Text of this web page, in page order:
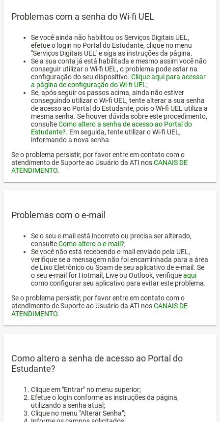
Problemas com a senha do Wi-fi UEL
Se você ainda não habilitou os Serviços Digitais UEL,
efetue o login no Portal do Estudante, clique no menu
"Serviços Digitais UEL" e siga as instruções da página.
Se a sua conta já está habilitada e mesmo assim você não
conseguir utilizar o Wi-fi UEL, o problema pode estar na
configuração do seu dispositivo. Clique aqui para acessar
a página de configuração do Wi-fi UEL ;
Se, após seguir os passos acima, ainda não estiver
conseguindo utilizar o Wi-fi UEL, tente alterar a sua senha
de acesso ao Portal do Estudante, pois o Wi-fi UEL utiliza a
mesma senha. Se houver dúvida sobre este procedimento,
consulteComo altero a senha de acesso ao Portal do
Estudante?. Em seguida, tente utilizar o Wi-fi UEL,
informando a nova senha.
Se o problema persistir, por favor entre em contato com o
atendimento de Suporte ao Usuário da ATI nosCANAIS DE
ATENDIMENTO.
Problemas com o e-mail
Se o seu e-mail está incorreto ou precisa ser alterado,
consulteComo altero o e-mail?;
Se você não está recebendo e-mail enviado pela UEL,
verifique se a mensagem não foi encaminhada para a área
de Lixo Eletrônico ou Spam de seu aplicativo de e-mail. Se
o seu e-mail for Hotmail, Live ou Outlook, verifiqueaqui
como configurar seu aplicativo para evitar este problema.
Se o problema persistir, por favor entre em contato com o
atendimento de Suporte ao Usuário da ATI nosCANAIS DE
ATENDIMENTO.
Como altero a senha de acesso ao Portal do
Estudante?
Clique em "Entrar" no menu superior;
Efetue o login conforme as instruções da página,
utilizando a senha atual;
Clique no menu "Alterar Senha";